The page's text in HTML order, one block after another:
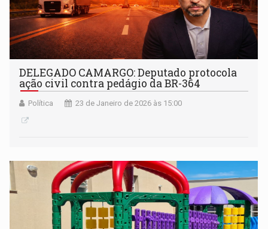
DELEGADO CAMARGO: Deputado protocola
ação civil contra pedágio da BR-364
Política 23 de Janeiro de 2026 às 15:00